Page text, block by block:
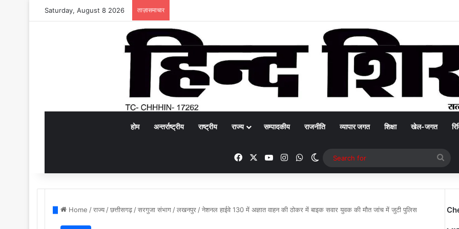
Saturday, August 8 2026 ताज़ासमाचार
होम अन्तर्राष्ट्रीय राष्ट्रीय राज्य सम्पादकीय राजनीति व्यापार जगत शिक्षा खेल-जगत
FacebookYouTubeInstagramWhatsApp
Switch skin
for
Home /राज्य/छत्तीसगढ़/सरगुजा संभाग/लखनपुर/नेशनल हाईवे 130 में अज्ञात वाहन की ठोकर में बाइक सवार युवक की मौत जांच में जुटी पुलिस